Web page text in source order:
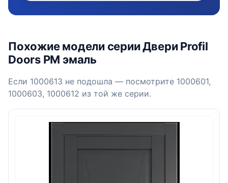
Похожие модели серии Двери Profil
Doors PM эмаль
Если 1000613 не подошла — посмотрите 1000601,
1000603, 1000612 из той же серии.